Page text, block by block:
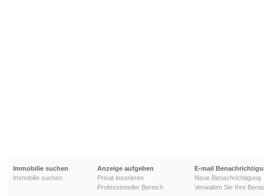
Immobilie suchen
Immobilie suchen
Anzeige aufgeben
Privat inserieren
Professioneller Bereich
E-mail
Neue Benachrichtigung
Verwalten Sie Ihre